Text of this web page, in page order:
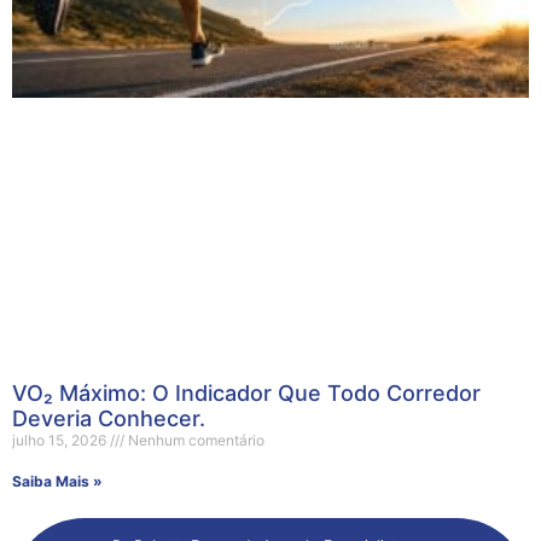
VO₂ Máximo: O Indicador Que Todo Corredor
Deveria Conhecer.
julho 15, 2026 Nenhum comentário
Saiba Mais »